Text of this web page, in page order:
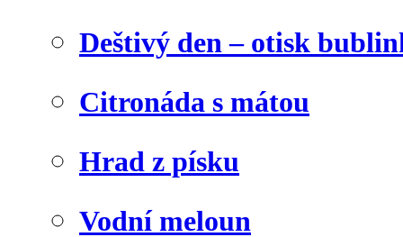
Deštivý den – otisk
Citronáda s mátou
Hrad z písku
Vodní meloun